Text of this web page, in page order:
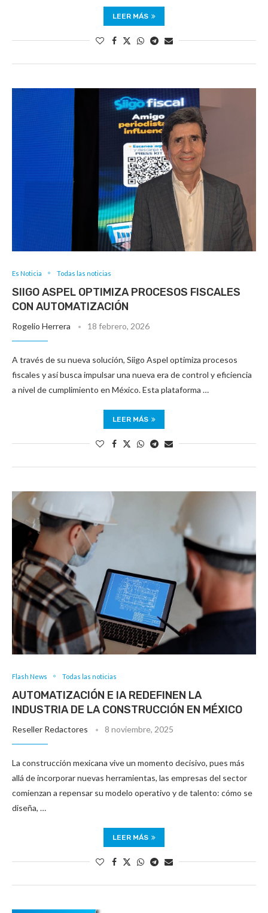
LEER MÁS
Es Noticia Todas las noticias
SIIGO ASPEL OPTIMIZA PROCESOS FISCALES
CON AUTOMATIZACIÓN
Rogelio Herrera 18 febrero, 2026
A través de su nueva solución, Siigo Aspel optimiza procesos
fiscales y así busca impulsar una nueva era de control y eficiencia
a nivel de cumplimiento en México. Esta plataforma …
LEER MÁS
Flash News Todas las noticias
AUTOMATIZACIÓN E IA REDEFINEN LA
INDUSTRIA DE LA CONSTRUCCIÓN EN MÉXICO
Reseller Redactores 8 noviembre, 2025
La construcción mexicana vive un momento decisivo, pues más
allá de incorporar nuevas herramientas, las empresas del sector
comienzan a repensar su modelo operativo y de talento: cómo se
diseña, …
LEER MÁS